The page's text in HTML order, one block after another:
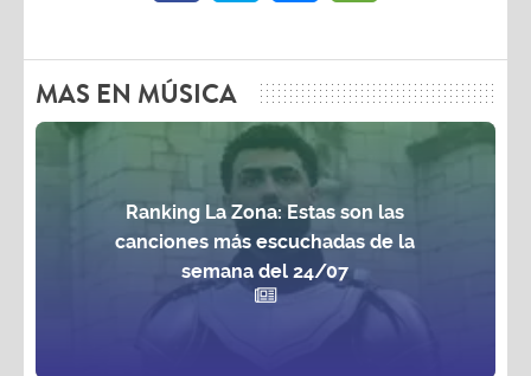
MAS EN MÚSICA
Ranking La Zona: Estas son las
canciones más escuchadas de la
semana del 24/07